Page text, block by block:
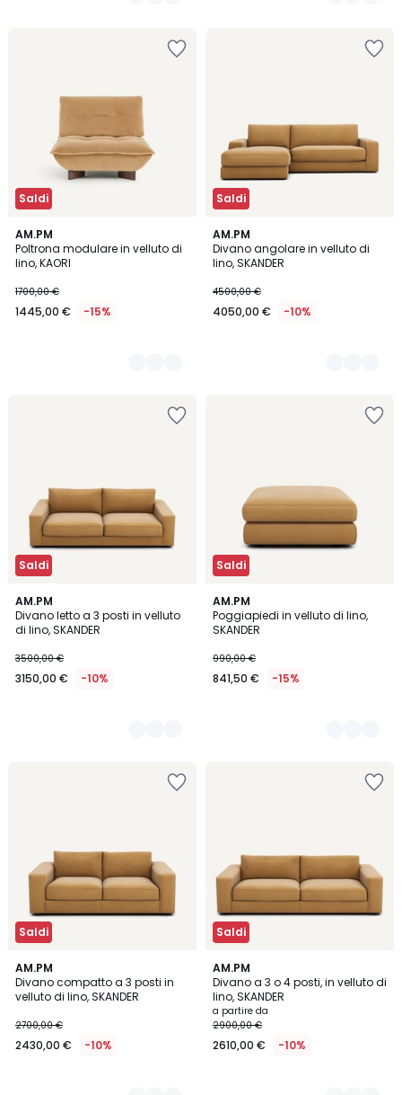
Saldi
AM.PM
Poltrona modulare in velluto di
lino, KAORI
1700,00 €
1445,00 € -15%
5
Colori
Saldi
AM.PM
Divano angolare in velluto di
lino, SKANDER
4500,00 €
4050,00 € -10%
5
Colori
Saldi
AM.PM
Divano letto a 3 posti in velluto
di lino, SKANDER
3500,00 €
3150,00 € -10%
5
Colori
Saldi
AM.PM
Poggiapiedi in velluto di lino,
SKANDER
990,00 €
841,50 € -15%
5
Colori
Saldi
AM.PM
Divano compatto a 3 posti in
velluto di lino, SKANDER
2700,00 €
2430,00 € -10%
5
Colori
Saldi
AM.PM
Divano a 3 o 4 posti, in velluto di
lino, SKANDER
a partire da
2900,00 €
2610,00 € -10%
5
Colori